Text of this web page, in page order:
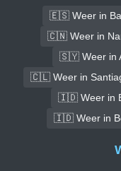
🇪🇸 Weer in
🇨🇳 Weer in
🇸🇾 Weer in
🇨🇱 Weer in
🇮🇩 Weer in
🇮🇩 Weer in